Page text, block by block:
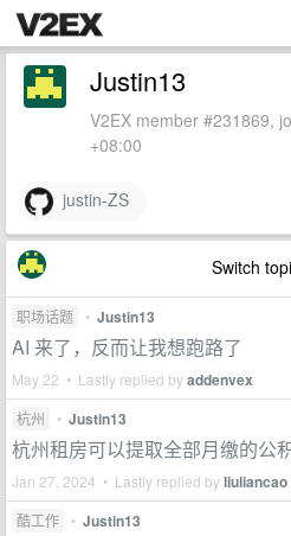
Justin13
V2EX member #231869,
+08:00
justin-ZS
Switch
职场话题 • Justin13
AI 来了，反而让我想跑路了
May 22 • Lastly replied byaddenvex
杭州 • Justin13
杭州租房可以提取全部月缴的公
Jan 27, 2024 • Lastly replied byliuliancao
酷工作 • Justin13